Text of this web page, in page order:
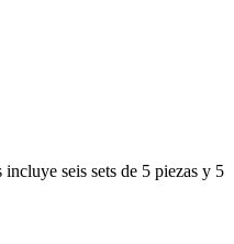
seis sets de 5 piezas y 5